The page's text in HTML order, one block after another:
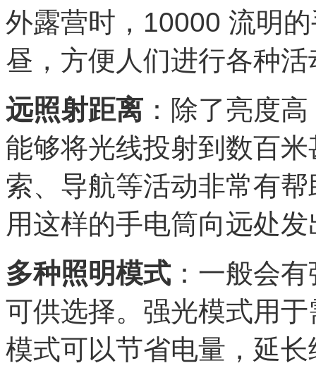
外露营时，10000 流明
昼，方便人们进行各种活
远照射距离 ：除了亮度
能够将光线投射到数百
索、导航等活动非常有
用这样的手电筒向远处
多种照明模式：一般会
可供选择。强光模式用
模式可以节省电量，延